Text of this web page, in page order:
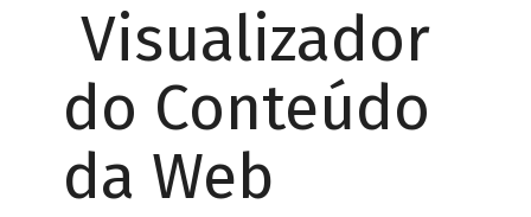
Visualizador
do Conteúdo
da Web